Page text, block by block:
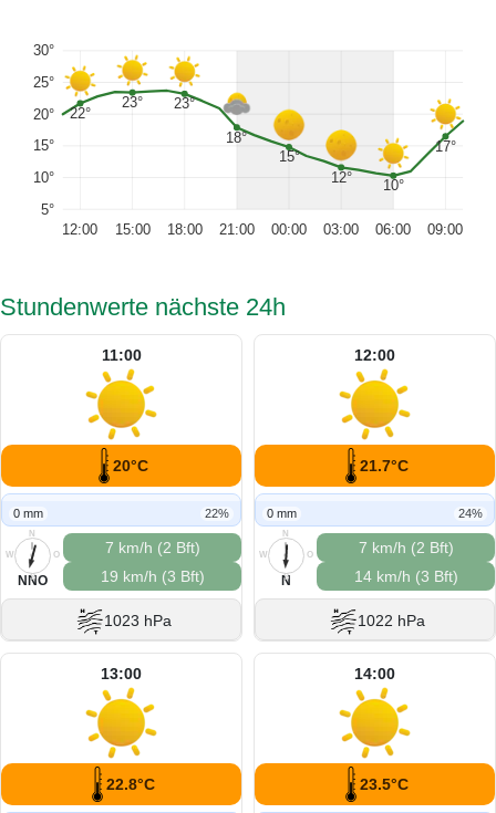
5°
10°
15°
20°
25°
30°
22°
23° 23°
18°
15°
12° 10°
17°
12:00 15:00 18:00 21:00 00:00 03:00 06:00 09:00
Stundenwerte nächste 24h
11:00
20°C
0 mm 22%
N
O
S
W
NNO
7 km/h (2 Bft)
19 km/h (3 Bft)
1023 hPa
12:00
21.7°C
0 mm 24%
N
O
S
W
N
7 km/h (2 Bft)
14 km/h (3 Bft)
1022 hPa
13:00
22.8°C
14:00
23.5°C